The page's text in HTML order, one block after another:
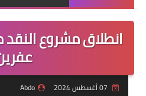
انطلاق مشروع
Abdo